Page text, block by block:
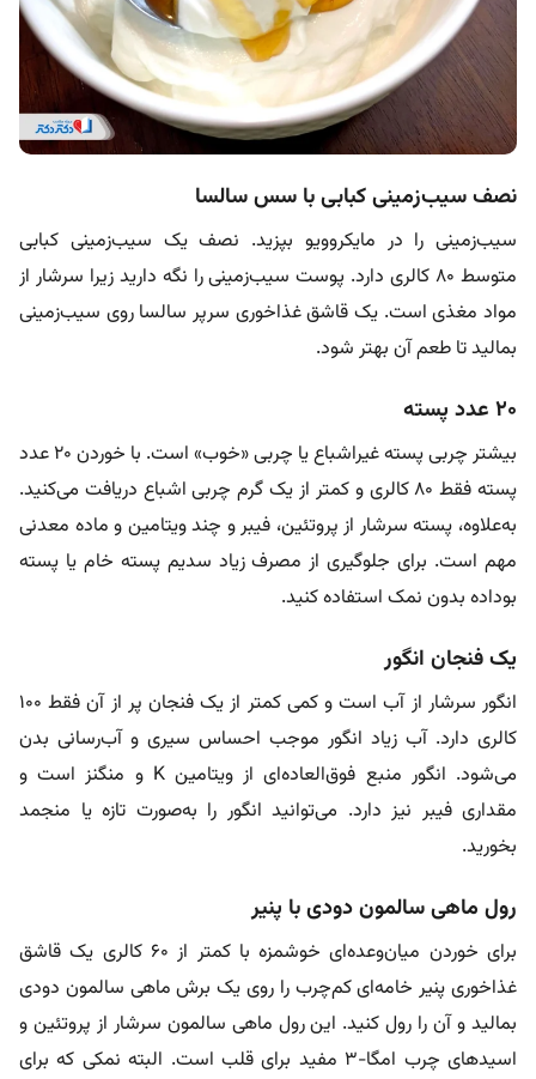
نصف سیب‌زمینی کبابی با سس سالسا
سیب‌زمینی را در مایکروویو بپزید. نصف یک سیب‌زمینی کبابی
متوسط ​​۸۰ کالری دارد. پوست سیب‌زمینی را نگه دارید زیرا سرشار از
مواد مغذی است. یک قاشق غذاخوری سرپر سالسا روی سیب‌زمینی
بمالید تا طعم آن بهتر شود.
۲۰ عدد پسته
بیشتر چربی پسته غیراشباع یا چربی «خوب» است. با خوردن ۲۰ عدد
پسته فقط ۸۰ کالری و کمتر از یک گرم چربی اشباع دریافت می‌کنید.
به‌علاوه، پسته سرشار از پروتئین، فیبر و چند ویتامین و ماده معدنی
مهم است. برای جلوگیری از مصرف زیاد سدیم پسته خام یا پسته
بو‌داده بدون نمک استفاده کنید.
یک فنجان انگور
انگور سرشار از آب است و کمی کمتر از یک فنجان پر از آن فقط ۱۰۰
کالری دارد. آب زیاد انگور موجب احساس سیری و آب‌رسانی بدن
می‌شود. انگور منبع فوق‌العاده‌ای از ویتامین K و منگنز است و
مقداری فیبر نیز دارد. می‌توانید انگور را به‌صورت تازه یا منجمد
بخورید.
رول ماهی سالمون دودی با پنیر
برای خوردن میان‌وعده‌ای خوشمزه با کمتر از ۶۰ کالری یک قاشق
غذاخوری پنیر خامه‌ای کم‌چرب را روی یک برش ماهی سالمون دودی
بمالید و آن را رول کنید. این رول ماهی سالمون سرشار از پروتئین و
اسیدهای چرب امگا-۳ مفید برای قلب است. البته نمکی که برای